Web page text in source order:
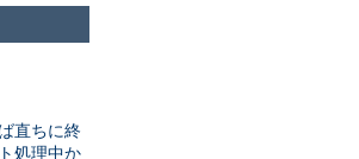
直ちに終
処理中か